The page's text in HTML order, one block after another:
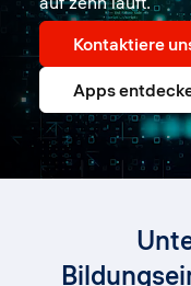
Kontaktiere
Apps